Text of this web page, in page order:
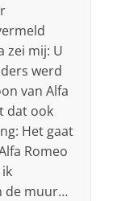
zei mij: U
werd
van Alfa
dat ook
Het gaat
Romeo
de muur…